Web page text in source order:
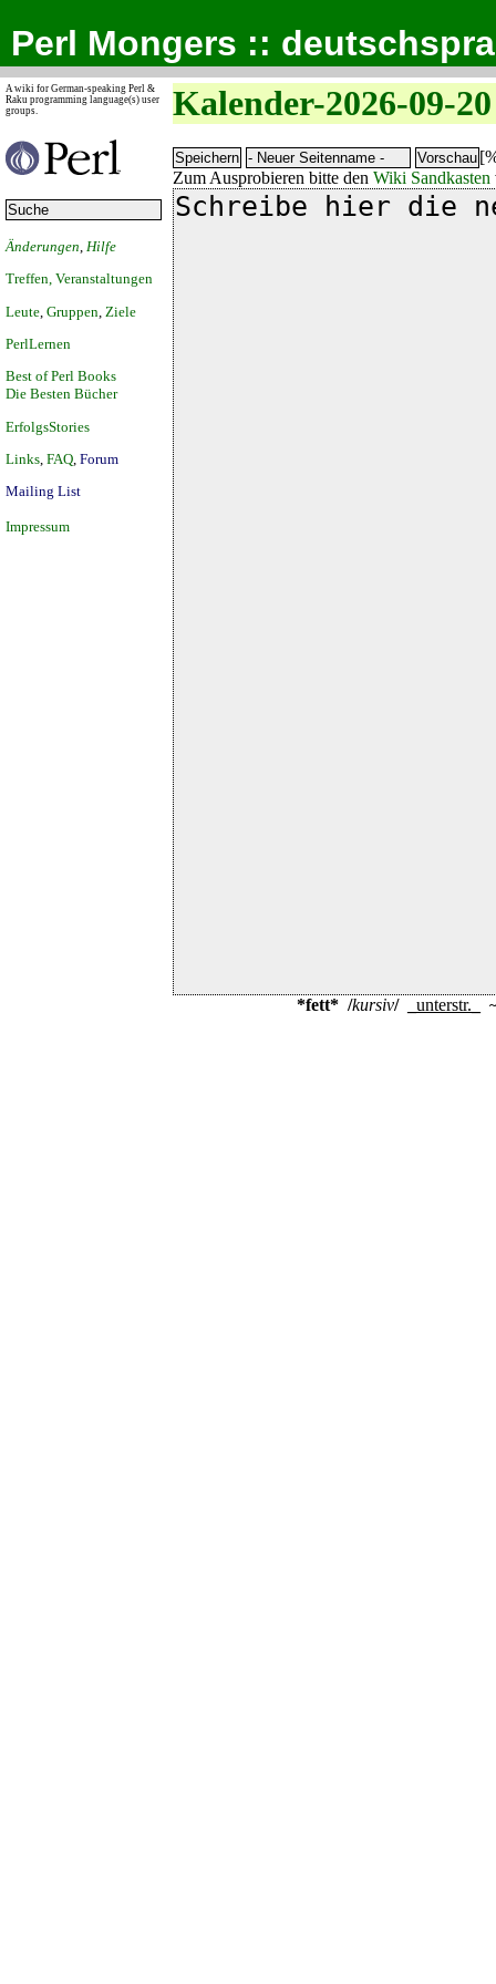
Perl Mongers ::
A wiki for German-speaking Perl &
Raku programming language(s) user
groups.
Änderungen Hilfe
Treffen, Veranstaltungen
Leute Gruppen Ziele
PerlLernen
Best of Perl Books
Die Besten Bücher
ErfolgsStories
Links FAQ Forum
Mailing List
Impressum
Kalender-2026-09-20
Zum Ausprobieren bitte den Wiki Sandkasten
*fett* /kursiv/ unterstr. ~